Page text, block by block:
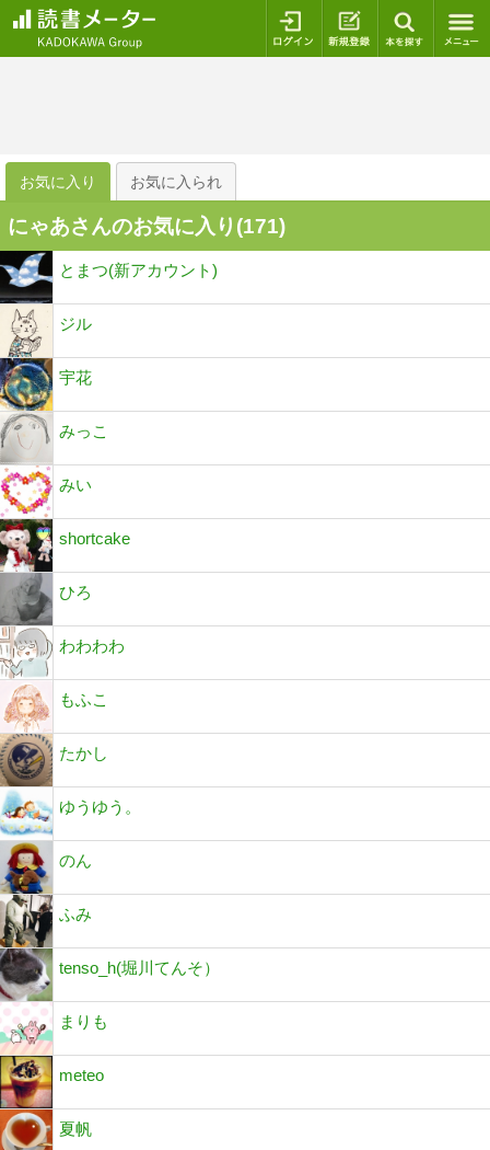
ログイン 新規登録
お気に入り お気に入られ
にゃあさんのお気に入り(171)
とまつ(新アカウント)
ジル
宇花
みっこ
みい
shortcake
ひろ
わわわわ
もふこ
たかし
ゆうゆう。
のん
ふみ
tenso_h(堀川てんそ）
まりも
meteo
夏帆